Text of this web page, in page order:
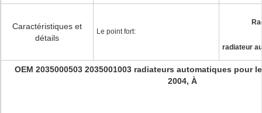
Caractéristiques et
détails
Le point fort:
radiateur
OEM 2035000503 2035001003 radiateurs automatiques pour
2004, À